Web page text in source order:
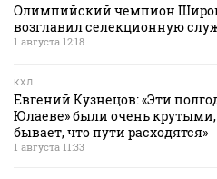
Олимпийский чемпион
возглавил селекционную
1 августа 12:18
КХЛ
Евгений Кузнецов: «Эти
Юлаеве» были очень крутыми,
бывает, что пути расходятся»
1 августа 11:33